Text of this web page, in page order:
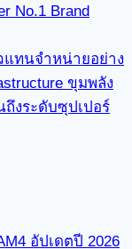
No.1 Brand
แทนจำหน่ายอย่าง
ขุมพลัง
งระดับซุปเปอร์
อัปเดตปี 2026